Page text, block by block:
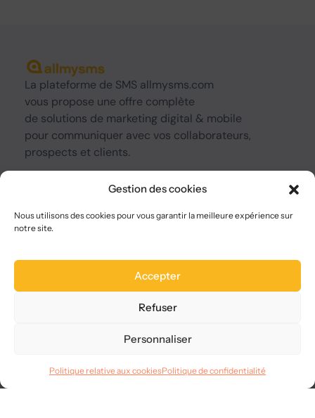
Gestion des cookies
Nous utilisons des cookies pour vous garantir la meilleure expérience sur
notre site.
Accepter
Refuser
Personnaliser
Politique relative aux cookiesPolitique de confidentialité
La plateforme de SMS allmysms.com
vous propose une offre complète
de solutions de marketing digital & mobile
pour communiquer avec vos collaborateurs,
prospects et clients.
Qui sommes-nous ?
Nous choisir
Legal
RGPD